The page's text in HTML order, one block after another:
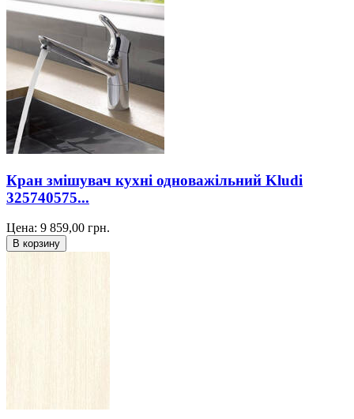
Кран змішувач кухні одноважільний Kludi
325740575...
Цена: 9 859,00 грн.